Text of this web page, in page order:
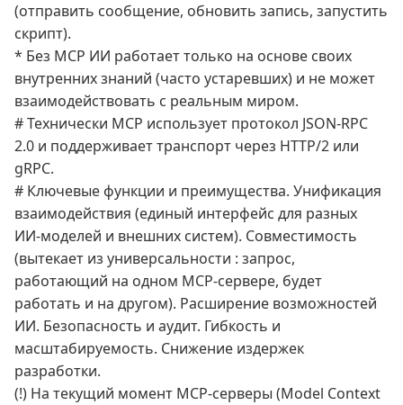
(отправить сообщение, обновить запись, запустить
скрипт).
* Без MCP ИИ работает только на основе своих
внутренних знаний (часто устаревших) и не может
взаимодействовать с реальным миром.
# Технически MCP использует протокол JSON‑RPC
2.0 и поддерживает транспорт через HTTP/2 или
gRPC.
# Ключевые функции и преимущества. Унификация
взаимодействия (единый интерфейс для разных
ИИ‑моделей и внешних систем). Совместимость
(вытекает из универсальности : запрос,
работающий на одном MCP‑сервере, будет
работать и на другом). Расширение возможностей
ИИ. Безопасность и аудит. Гибкость и
масштабируемость. Снижение издержек
разработки.
(!) На текущий момент MCP-серверы (Model Context